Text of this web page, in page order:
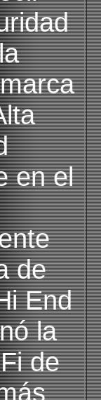
en el
de
End
la
de